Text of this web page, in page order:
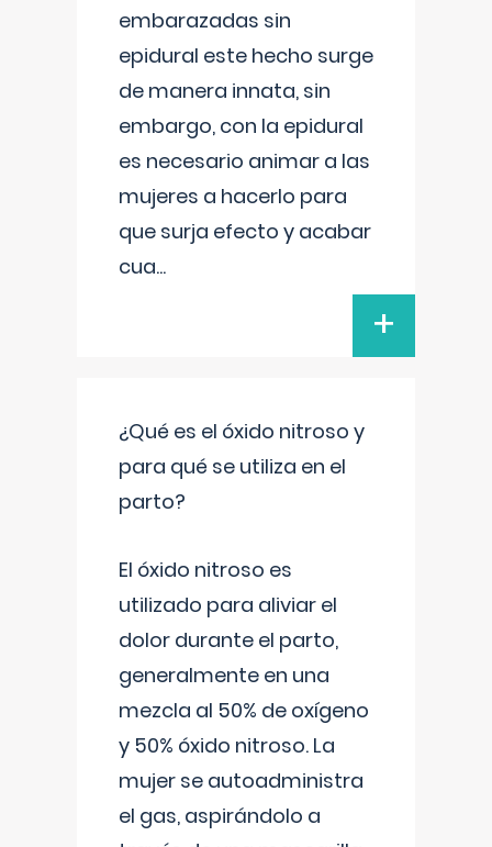
embarazadas sin
epidural este hecho surge
de manera innata, sin
embargo, con la epidural
es necesario animar a las
mujeres a hacerlo para
que surja efecto y acabar
cua...
+
¿Qué es el óxido nitroso y
para qué se utiliza en el
parto?
El óxido nitroso es
utilizado para aliviar el
dolor durante el parto,
generalmente en una
mezcla al 50% de oxígeno
y 50% óxido nitroso. La
mujer se autoadministra
el gas, aspirándolo a